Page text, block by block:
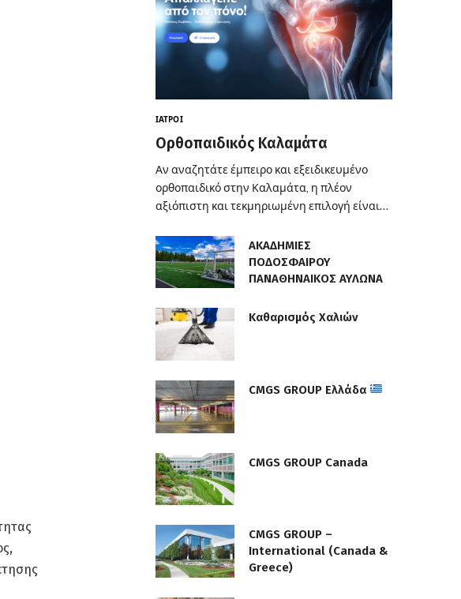
ΙΑΤΡΟΊ
Ορθοπαιδικός Καλαμάτα
Αν αναζητάτε έμπειρο και εξειδικευμένο
ορθοπαιδικό στην Καλαμάτα, η πλέον
αξιόπιστη και τεκμηριωμένη επιλογή είναι…
ΑΚΑΔΗΜΙΕΣ
ΠΟΔΟΣΦΑΙΡΟΥ
ΠΑΝΑΘΗΝΑΙΚΟΣ ΑΥΛΩΝΑ
Καθαρισμός Χαλιών
CMGS GROUP Ελλάδα
CMGS GROUP Canada
CMGS GROUP –
International (Canada &
Greece)